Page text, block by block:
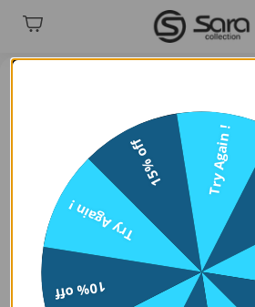
10% off
Try Again !
15% off Try Again !